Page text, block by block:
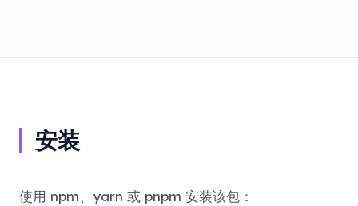
安装
使用 npm、yarn 或 pnpm 安装该包：